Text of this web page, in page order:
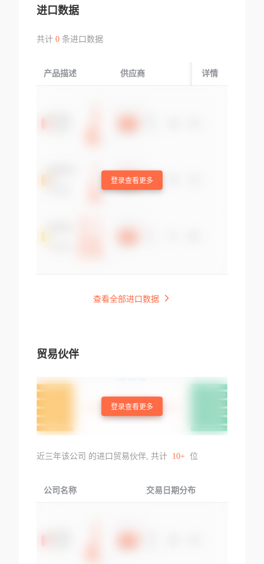
进口数据
共计 0条进口数据
产品描述 供应商 起运国/地区
详情
登录查看更多
查看全部进口数据
贸易伙伴
登录查看更多
近三年该公司 的进口贸易伙伴, 共计 10+ 位
公司名称 交易日期分布